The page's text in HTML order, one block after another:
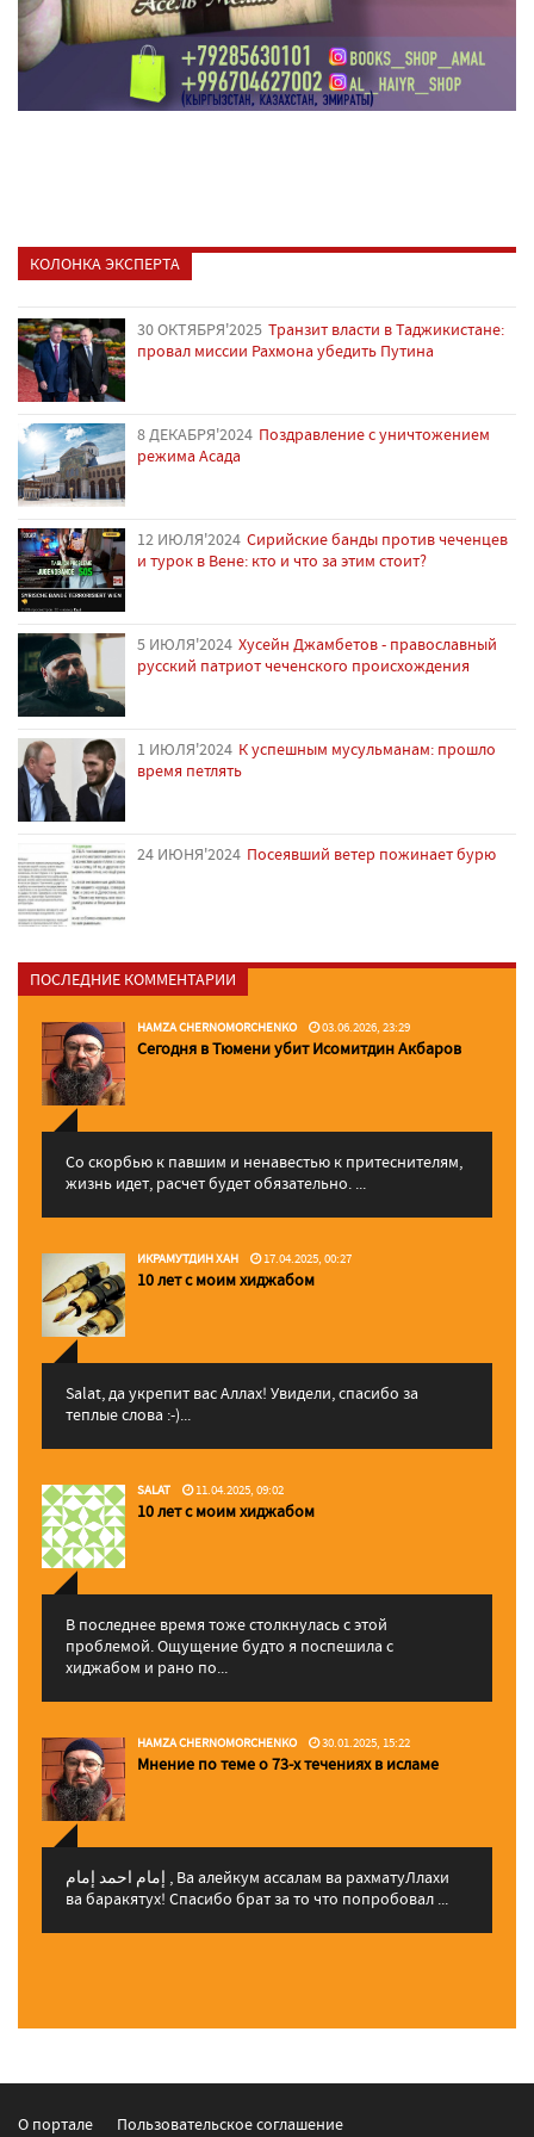
КОЛОНКА ЭКСПЕРТА
30 ОКТЯБРЯ'2025 Транзит власти в Таджикистане:
провал миссии Рахмона убедить Путина
8 ДЕКАБРЯ'2024 Поздравление с уничтожением
режима Асада
12 ИЮЛЯ'2024 Сирийские банды против чеченцев
и турок в Вене: кто и что за этим стоит?
5 ИЮЛЯ'2024 Хусейн Джамбетов - православный
русский патриот чеченского происхождения
1 ИЮЛЯ'2024 К успешным мусульманам: прошло
время петлять
24 ИЮНЯ'2024 Посеявший ветер пожинает бурю
ПОСЛЕДНИЕ КОММЕНТАРИИ
HAMZA CHERNOMORCHENKO 03.06.2026, 23:29
Сегодня в Тюмени убит Исомитдин Акбаров
Со скорбью к павшим и ненавестью к притеснителям,
жизнь идет, расчет будет обязательно. ...
ИКРАМУТДИН ХАН 17.04.2025, 00:27
10 лет с моим хиджабом
Salat, да укрепит вас Аллаx! Увидели, спасибо за
теплые слова :-)...
SALAT 11.04.2025, 09:02
10 лет с моим хиджабом
В последнее время тоже столкнулась с этой
проблемой. Ощущение будто я поспешила с
хиджабом и рано по...
HAMZA CHERNOMORCHENKO 30.01.2025, 15:22
Мнение по теме о 73-х течениях в исламе
إمام احمد إمام , Ва алейкум ассалам ва рахматуЛлахи
ва баракятух! Спасибо брат за то что попробовал ...
О портале Пользовательское соглашение